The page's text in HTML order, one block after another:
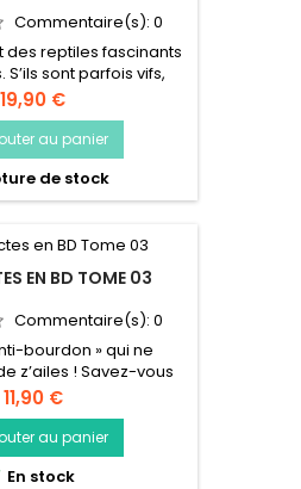
Commentaire(s):0
des reptiles fascinants
sont parfois vifs,
devenir de calmes
dans tous les cas,
personnalité » et un
qui laissent rarement
leur taille ou leurs
élevage diffère.
Prix
19,90 €
au panier
de stock
EN BD TOME 03
Commentaire(s):0
bourdon » qui ne
z’ailes ! Savez-vous
sont climatisées ?
ont une langue ? Qu'il
pot-de-miel ? Que
utilise des outils ?
depuis toujours,
Prix
11,90 €
au panier
En stock